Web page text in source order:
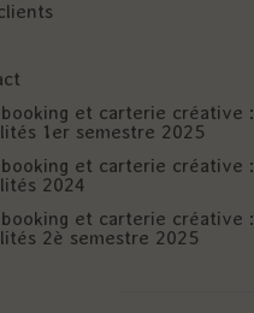
et carterie créative :
1er semestre 2025
et carterie créative :
2024
et carterie créative :
2è semestre 2025